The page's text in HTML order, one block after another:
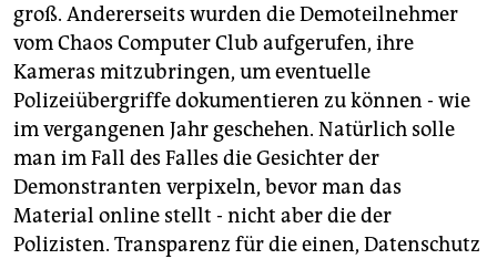
groß. Andererseits wurden die Demoteilnehmer
vom Chaos Computer Club aufgerufen, ihre
Kameras mitzubringen, um eventuelle
Polizeiübergriffe dokumentieren zu können - wie
im vergangenen Jahr geschehen. Natürlich solle
man im Fall des Falles die Gesichter der
Demonstranten verpixeln, bevor man das
Material online stellt - nicht aber die der
Polizisten. Transparenz für die einen, Datenschutz